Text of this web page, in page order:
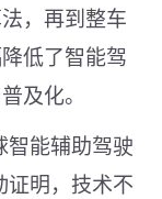
，再到整车
低了智能驾
及化。
智能辅助驾驶
证明，技术不